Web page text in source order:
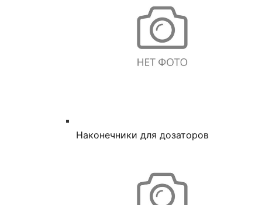
Наконечники для дозаторов